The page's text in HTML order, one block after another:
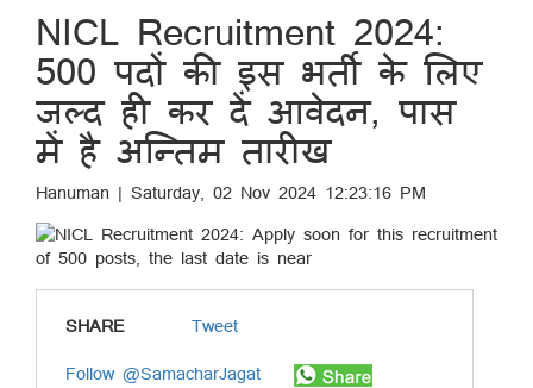
NICL Recruitment 2024:
500 पदों की इस भर्ती के लिए
जल्द ही कर दें आवेदन, पास
में है अन्तिम तारीख
Hanuman | Saturday, 02 Nov 2024 12:23:16 PM
SHARE
Tweet
Follow @SamacharJagat